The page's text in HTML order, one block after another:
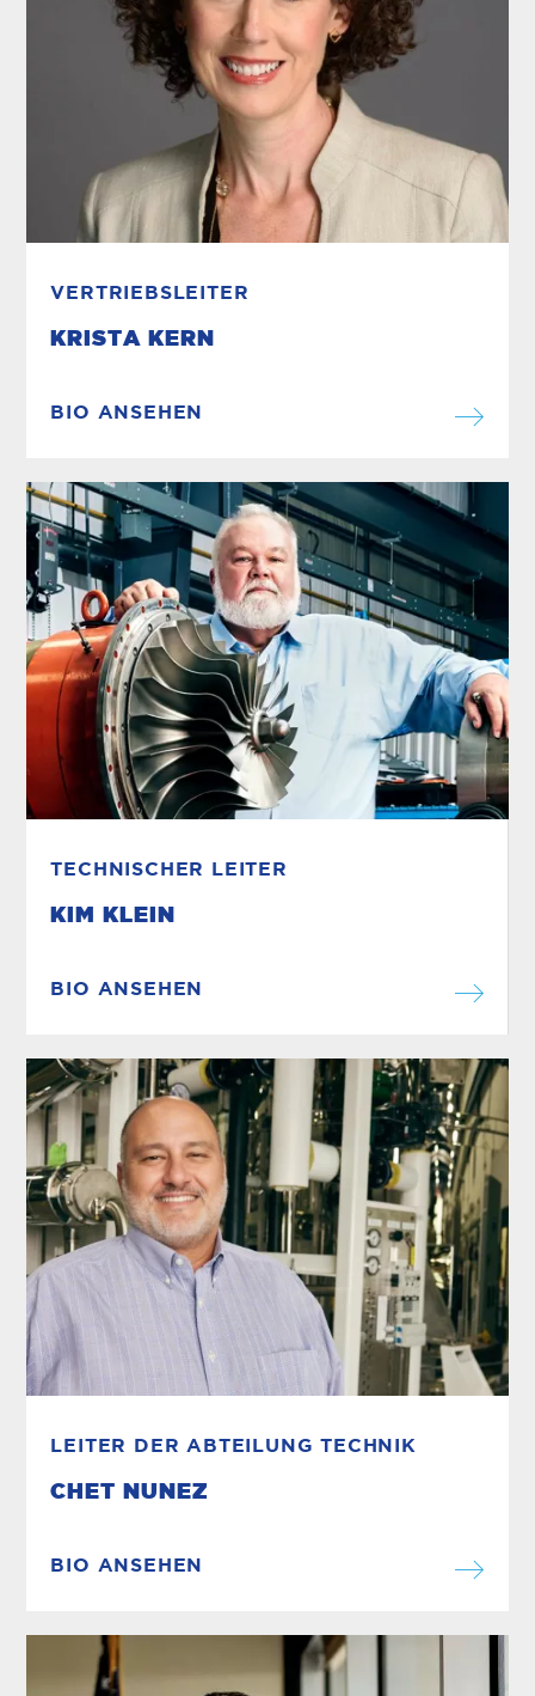
VERTRIEBSLEITER
KRISTA KERN
BIO ANSEHEN
TECHNISCHER LEITER
KIM KLEIN
BIO ANSEHEN
LEITER DER ABTEILUNG TECHNIK
CHET NUNEZ
BIO ANSEHEN